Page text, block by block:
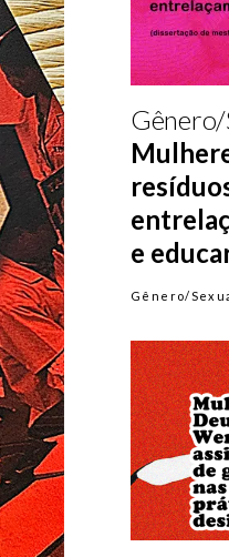
Gênero/
e
Gênero/